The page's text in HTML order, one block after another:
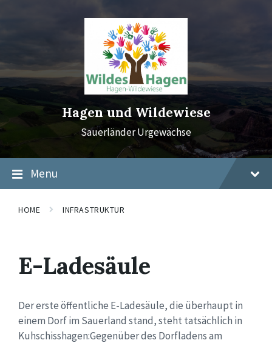
Hagen und Wildewiese
Sauerländer Urgewächse
Menu
HOME INFRASTRUKTUR
E-Ladesäule
Der erste öffentliche E-Ladesäule, die überhaupt in
einem Dorf im Sauerland stand, steht tatsächlich in
Kuhschisshagen:Gegenüber des Dorfladens am